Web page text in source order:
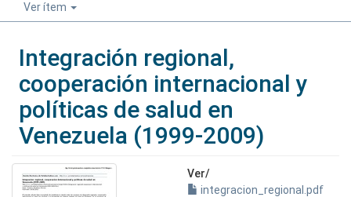
Ver ítem
Integración regional,
cooperación internacional y
políticas de salud en
Venezuela (1999-2009)
Ver/
integracion_regional.pdf